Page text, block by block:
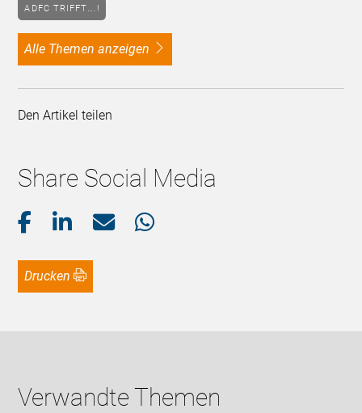
ADFC TRIFFT….!
alle Themen anzeigen
Den Artikel teilen
Share Social Media
Drucken
Verwandte Themen